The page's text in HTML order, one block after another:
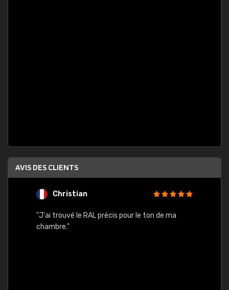
AVIS DES CLIENTS
Christian
"J'ai trouvé le RAL précis pour le ton de ma
chambre."